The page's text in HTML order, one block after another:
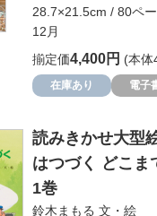
28.7×21.5cm / 80ペ
12月
揃定価4,400円 (本体
在庫あり 電子
読みきかせ大型
はつづく どこ
1巻
鈴木まもる 文・絵